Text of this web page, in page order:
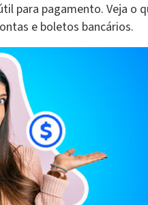
para pagamento. Veja o
e boletos bancários.